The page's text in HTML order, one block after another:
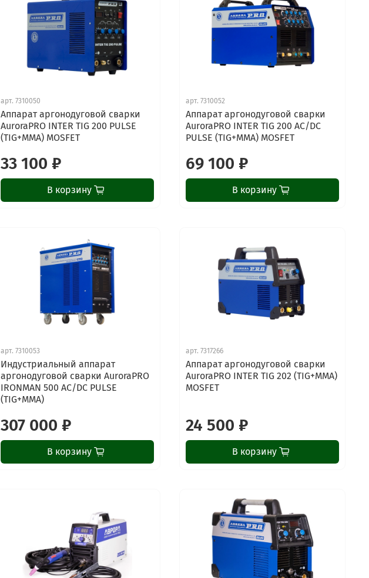
арт.7310050
Аппарат аргонодуговой сварки
AuroraPRO INTER TIG 200 PULSE
(TIG+MMA) MOSFET
33 100 ₽
В корзину
арт.7310052
Аппарат аргонодуговой сварки
AuroraPRO INTER TIG 200 AC/DC
PULSE (TIG+MMA) MOSFET
69 100 ₽
В корзину
арт.7310053
Индустриальный аппарат
аргонодуговой сварки AuroraPRO
IRONMAN 500 AC/DC PULSE
(TIG+MMA)
307 000 ₽
В корзину
арт.7317266
Аппарат аргонодуговой сварки
AuroraPRO INTER TIG 202 (TIG+MMA)
MOSFET
24 500 ₽
В корзину